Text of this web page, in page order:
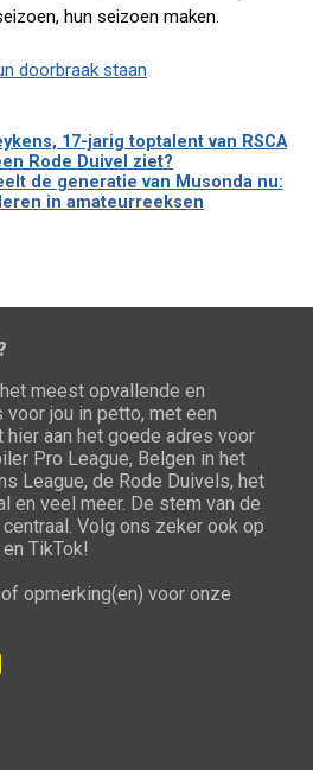
hun seizoen maken.
17-jarig toptalent van RSCA
Rode Duivel ziet?
de generatie van Musonda nu:
in amateurreeksen
meest opvallende en
jou in petto, met een
aan het goede adres voor
Pro League, Belgen in het
League, de Rode Duivels, het
en veel meer. De stem van de
Volg ons zeker ook op
TikTok!
opmerking(en) voor onze